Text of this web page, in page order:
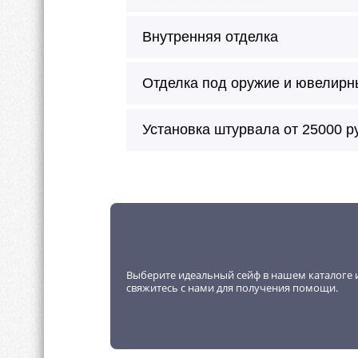
Возможна отделка любой
Внутренняя отделка
Внутренняя отделка возможна
Огромный ассортимент для
Большой каталог кожи,
Любой цвет.
Отделка под оружие и
Мы умеем делать внутреннюю
Установка штурвала от 25000
Выберите идеальный сейф в нашем каталоге
свяжитесь с нами для получения помощи.